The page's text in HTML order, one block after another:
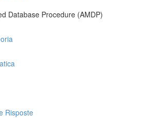
Database Procedure (AMDP)
Risposte